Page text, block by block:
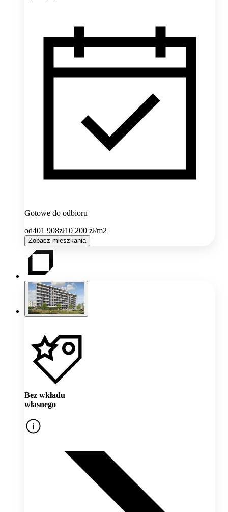
Gotowe do odbioru
od401 908zł10 200 zł/m2
Zobacz mieszkania
Bez wkładu
własnego